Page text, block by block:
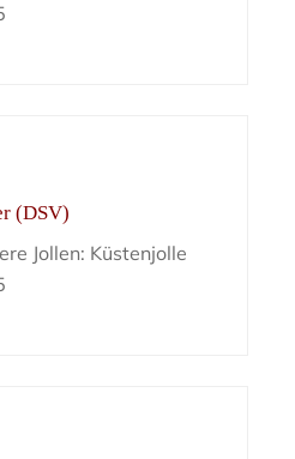
(DSV)
Jollen: Küstenjolle